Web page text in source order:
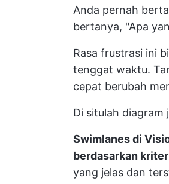
Anda pernah
bertanya, "Apa
Rasa frustrasi ini
tenggat waktu.
cepat berubah
Di situlah diagram
Swimlanes di
berdasarkan
yang jelas dan